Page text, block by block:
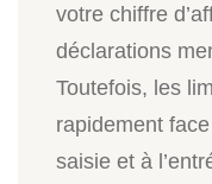
votre chiffre
déclarations
Toutefois, les
rapidement
saisie et à